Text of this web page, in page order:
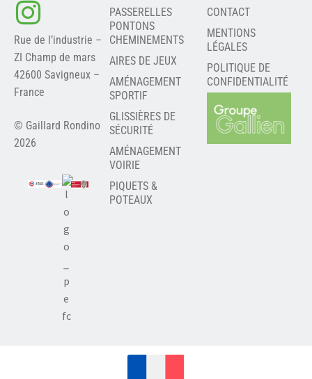
Rue de l’industrie –
ZI Champ de mars
42600 Savigneux –
France
© Gaillard Rondino
2026
PASSERELLES
PONTONS
CHEMINEMENTS
AIRES DE JEUX
AMÉNAGEMENT
SPORTIF
GLISSIÈRES DE
SÉCURITÉ
AMÉNAGEMENT
VOIRIE
PIQUETS &
POTEAUX
CONTACT
MENTIONS
LÉGALES
POLITIQUE DE
CONFIDENTIALITÉ